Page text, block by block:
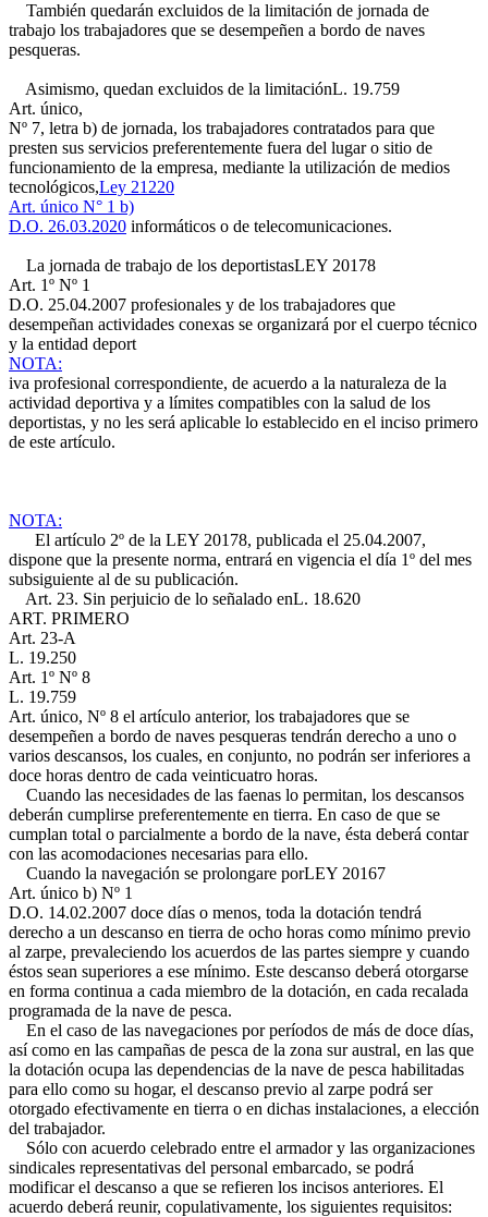
También quedarán excluidos de la limitación de jornada de
trabajo los trabajadores que se desempeñen a bordo de naves
pesqueras.
Asimismo, quedan excluidos de la limitaciónL. 19.759
Art. único,
Nº 7, letra b) de jornada, los trabajadores contratados para que
presten sus servicios preferentemente fuera del lugar o sitio de
funcionamiento de la empresa, mediante la utilización de medios
tecnológicos,Ley 21220
Art. único N° 1 b)
D.O. 26.03.2020 informáticos o de telecomunicaciones.
La jornada de trabajo de los deportistasLEY 20178
Art. 1º Nº 1
D.O. 25.04.2007 profesionales y de los trabajadores que
desempeñan actividades conexas se organizará por el cuerpo técnico
y la entidad deport
NOTA:
iva profesional correspondiente, de acuerdo a la naturaleza de la
actividad deportiva y a límites compatibles con la salud de los
deportistas, y no les será aplicable lo establecido en el inciso primero
de este artículo.
NOTA:
El artículo 2º de la LEY 20178, publicada el 25.04.2007,
dispone que la presente norma, entrará en vigencia el día 1º del mes
subsiguiente al de su publicación.
Art. 23. Sin perjuicio de lo señalado enL. 18.620
ART. PRIMERO
Art. 23-A
L. 19.250
Art. 1º Nº 8
L. 19.759
Art. único, Nº 8 el artículo anterior, los trabajadores que se
desempeñen a bordo de naves pesqueras tendrán derecho a uno o
varios descansos, los cuales, en conjunto, no podrán ser inferiores a
doce horas dentro de cada veinticuatro horas.
Cuando las necesidades de las faenas lo permitan, los descansos
deberán cumplirse preferentemente en tierra. En caso de que se
cumplan total o parcialmente a bordo de la nave, ésta deberá contar
con las acomodaciones necesarias para ello.
Cuando la navegación se prolongare porLEY 20167
Art. único b) Nº 1
D.O. 14.02.2007 doce días o menos, toda la dotación tendrá
derecho a un descanso en tierra de ocho horas como mínimo previo
al zarpe, prevaleciendo los acuerdos de las partes siempre y cuando
éstos sean superiores a ese mínimo. Este descanso deberá otorgarse
en forma continua a cada miembro de la dotación, en cada recalada
programada de la nave de pesca.
En el caso de las navegaciones por períodos de más de doce días,
así como en las campañas de pesca de la zona sur austral, en las que
la dotación ocupa las dependencias de la nave de pesca habilitadas
para ello como su hogar, el descanso previo al zarpe podrá ser
otorgado efectivamente en tierra o en dichas instalaciones, a elección
del trabajador.
Sólo con acuerdo celebrado entre el armador y las organizaciones
sindicales representativas del personal embarcado, se podrá
modificar el descanso a que se refieren los incisos anteriores. El
acuerdo deberá reunir, copulativamente, los siguientes requisitos: